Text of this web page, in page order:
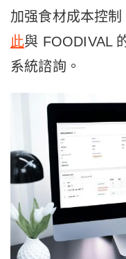
加强食材成本控
此與 FOODIVAL
系統諮詢。